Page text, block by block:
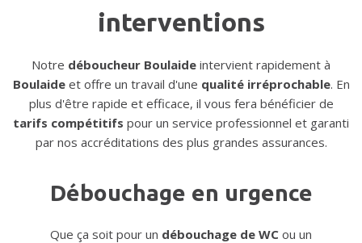
interventions
Notre déboucheur Boulaide intervient rapidement à
Boulaideet offre un travail d'une qualité irréprochable. En
plus d'être rapide et efficace, il vous fera bénéficier de
tarifs compétitifs pour un service professionnel et garanti
par nos accréditations des plus grandes assurances.
Débouchage en urgence
Que ça soit pour un débouchage de WC ou un